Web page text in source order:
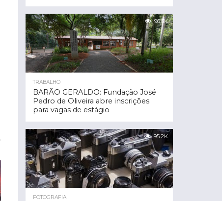
96.3K
TRABALHO
BARÃO GERALDO: Fundação José
Pedro de Oliveira abre inscrições
para vagas de estágio
95.2K
FOTOGRAFIA